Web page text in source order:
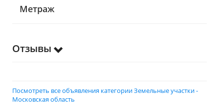
Метраж
Отзывы
Посмотреть все объявления категории Земельные участки -
Московская область